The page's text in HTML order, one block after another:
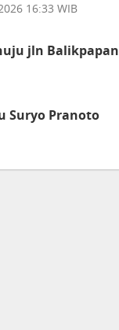
16:33 WIB
jln Balikpapan
Suryo Pranoto